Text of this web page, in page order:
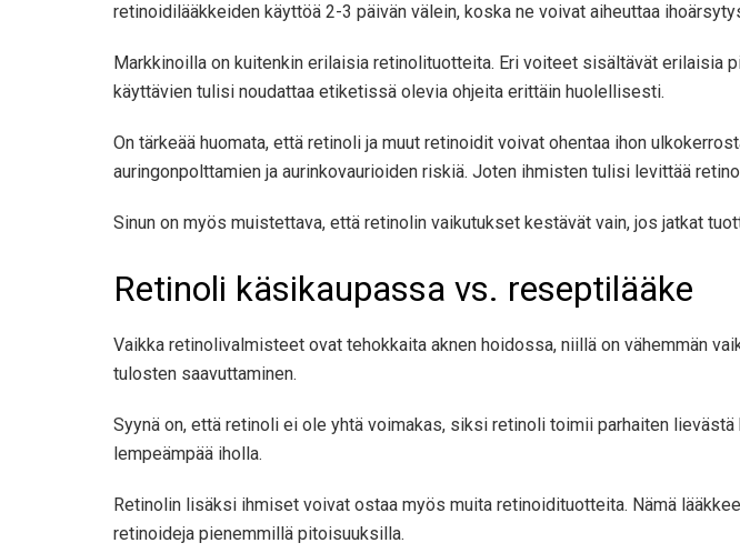
retinoidilääkkeiden käyttöä 2-3 päivän välein, koska ne voivat aiheuttaa
Markkinoilla on kuitenkin erilaisia ​​retinolituotteita. Eri voiteet sisältävät
käyttävien tulisi noudattaa etiketissä olevia ohjeita erittäin huolellisesti.
On tärkeää huomata, että retinoli ja muut retinoidit voivat ohentaa ihon
auringonpolttamien ja aurinkovaurioiden riskiä. Joten ihmisten tulisi levittää
Sinun on myös muistettava, että retinolin vaikutukset kestävät vain, jos jatkat
Retinoli käsikaupassa vs. reseptilääke
Vaikka retinolivalmisteet ovat tehokkaita aknen hoidossa, niillä on vähemmän
tulosten saavuttaminen.
Syynä on, että retinoli ei ole yhtä voimakas, siksi retinoli toimii parhaiten
lempeämpää iholla.
Retinolin lisäksi ihmiset voivat ostaa myös muita retinoidituotteita. Nämä
retinoideja pienemmillä pitoisuuksilla.